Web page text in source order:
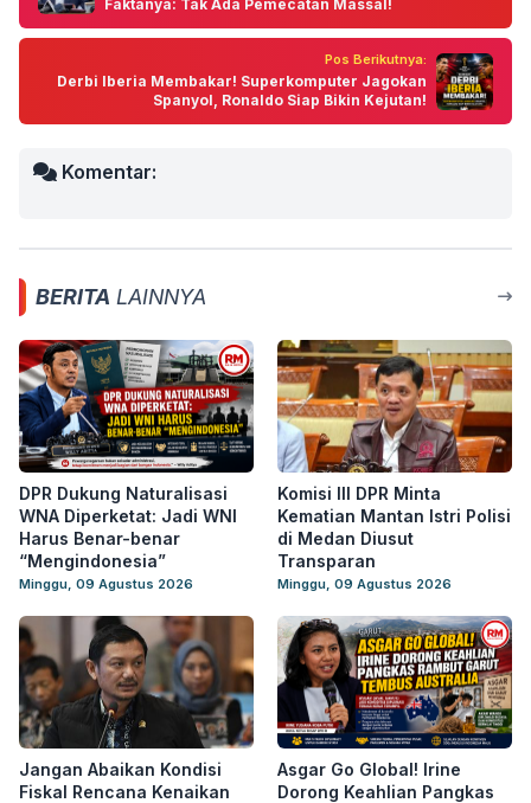
Faktanya: Tak Ada Pemecatan Massal!
Pos Berikutnya:
Derbi Iberia Membakar! Superkomputer Jagokan
Spanyol, Ronaldo Siap Bikin Kejutan!
Komentar:
BERITA LAINNYA
DPR Dukung Naturalisasi
WNA Diperketat: Jadi WNI
Harus Benar-benar
“Mengindonesia”
Minggu, 09 Agustus 2026
Komisi III DPR Minta
Kematian Mantan Istri Polisi
di Medan Diusut
Transparan
Minggu, 09 Agustus 2026
Jangan Abaikan Kondisi
Fiskal Rencana Kenaikan
Asgar Go Global! Irine
Dorong Keahlian Pangkas